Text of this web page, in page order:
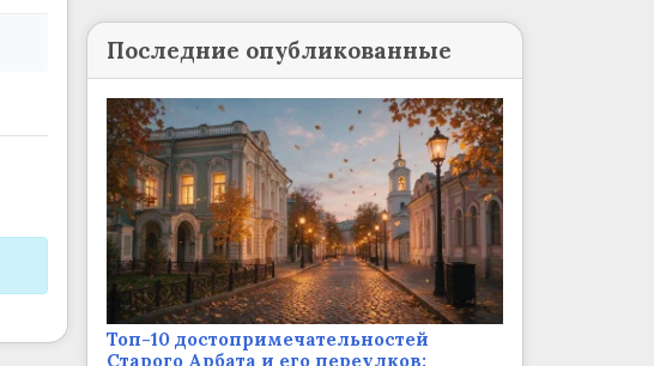
Последние опубликованные
Топ-10 достопримечательностей
Старого Арбата и его переулков: